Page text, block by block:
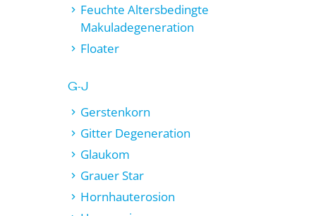
Feuchte Altersbedingte
Makuladegeneration
Floater
G-J
Gerstenkorn
Gitter Degeneration
Glaukom
Grauer Star
Hornhauterosion